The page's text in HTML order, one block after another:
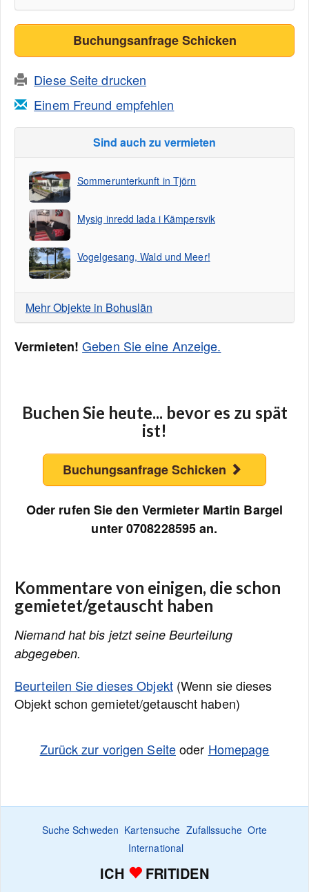
Buchungsanfrage Schicken
Diese Seite drucken
Einem Freund empfehlen
Sind auch zu vermieten
Sommerunterkunft in Tjörn
Mysig inredd lada i Kämpersvik
Vogelgesang, Wald und Meer!
Mehr Objekte in Bohuslän
Vermieten! Geben Sie eine Anzeige.
Buchen Sie heute... bevor es zu spät
ist!
Buchungsanfrage Schicken
Oder rufen Sie den Vermieter Martin Bargel
unter 0708228595 an.
Kommentare von einigen, die schon
gemietet/getauscht haben
Niemand hat bis jetzt seine Beurteilung
abgegeben.
Beurteilen Sie dieses Objekt(Wenn sie dieses
Objekt schon gemietet/getauscht haben)
Zurück zur vorigen Seiteoder Homepage
Suche Schweden Kartensuche Zufallssuche Orte
International
ICH FRITIDEN